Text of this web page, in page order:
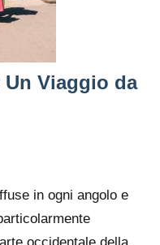
Viaggio da
in ogni angolo e